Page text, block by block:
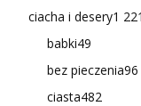
ciacha i desery1 221
babki49
bez pieczenia96
ciasta482